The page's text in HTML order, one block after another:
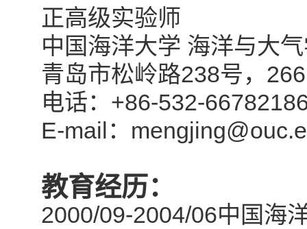
正高级实验师
中国海洋大学 海洋与大
青岛市松岭路238号，
电话： +86-532-
E-mail ：
教育经历：
2000/09-2004/06中国海